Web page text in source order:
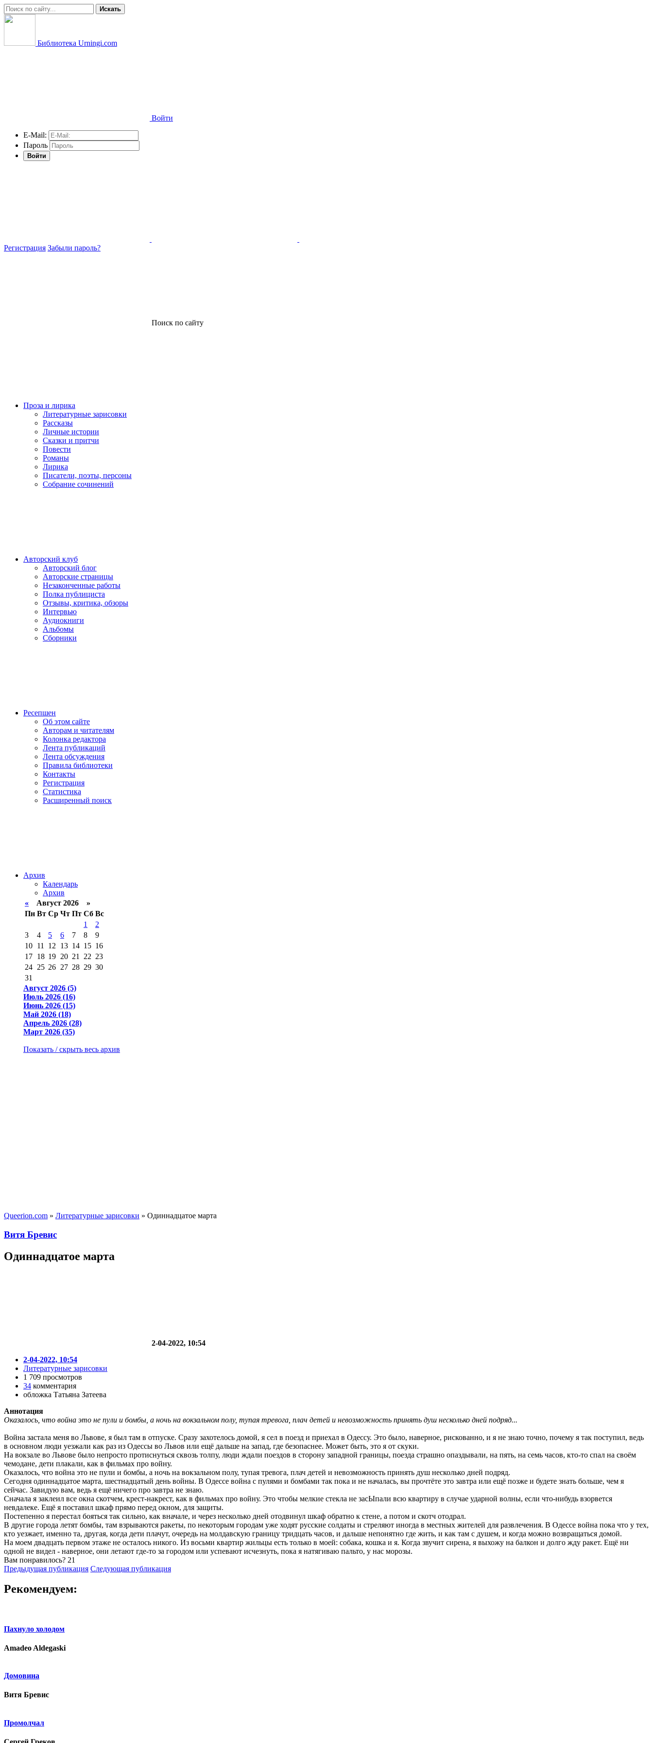
Искать
Библиотека Urningi.com
Войти
E-Mail:
Пароль
Войти
Регистрация Забыли пароль?
Поиск по сайту
Проза и лирика
Литературные зарисовки
Рассказы
Личные истории
Сказки и притчи
Повести
Романы
Лирика
Писатели, поэты, персоны
Собрание сочинений
Авторский клуб
Авторский блог
Авторские страницы
Незаконченные работы
Полка публициста
Отзывы, критика, обзоры
Интервью
Аудиокниги
Альбомы
Сборники
Ресепшен
Об этом сайте
Авторам и читателям
Колонка редактора
Лента публикаций
Лента обсуждения
Правила библиотеки
Контакты
Регистрация
Статистика
Расширенный поиск
Архив
Календарь
Архив
« Август 2026 »
Пн Вт Ср Чт Пт Сб Вс
1
2
3
4 5 6 7 8
9
10 11 12 13 14 15 16
17 18 19 20 21 22 23
24 25 26 27 28 29 30
31
Август 2026 (5)
Июль 2026 (16)
Июнь 2026 (15)
Май 2026 (18)
Апрель 2026 (28)
Март 2026 (35)
Показать / скрыть весь архив
Queerion.com » Литературные зарисовки » Одиннадцатое марта
Витя Бревис
Одиннадцатое марта
2-04-2022, 10:54
2-04-2022, 10:54
Литературные зарисовки
1 709 просмотров
34 комментария
обложка Татьяна Затеева
Аннотация
Оказалось, что война это не пули и бомбы, а ночь на вокзальном полу, тупая тревога, плач детей и невозможность принять душ несколько дней подряд...
Война застала меня во Львове, я был там в отпуске. Сразу захотелось домой, я сел в поезд и приехал в Одессу. Это было, наверное, рискованно, и я не знаю точно, почему я так поступил, ведь
в основном люди уезжали как раз из Одессы во Львов или ещё дальше на запад, где безопаснее. Может быть, это я от скуки.
На вокзале во Львове было непросто протиснуться сквозь толпу, люди ждали поездов в сторону западной границы, поезда страшно опаздывали, на пять, на семь часов, кто-то спал на своём
чемодане, дети плакали, как в фильмах про войну.
Оказалось, что война это не пули и бомбы, а ночь на вокзальном полу, тупая тревога, плач детей и невозможность принять душ несколько дней подряд.
Сегодня одиннадцатое марта, шестнадцатый день войны. В Одессе война с пулями и бомбами так пока и не началась, вы прочтёте это завтра или ещё позже и будете знать больше, чем я
сейчас. Завидую вам, ведь я ещё ничего про завтра не знаю.
Сначала я заклеил все окна скотчем, крест-накрест, как в фильмах про войну. Это чтобы мелкие стекла не засЫпали всю квартиру в случае ударной волны, если что-нибудь взорвется
невдалеке. Ещё я поставил шкаф прямо перед окном, для защиты.
Постепенно я перестал бояться так сильно, как вначале, и через несколько дней отодвинул шкаф обратно к стене, а потом и скотч отодрал.
В другие города летят бомбы, там взрываются ракеты, по некоторым городам уже ходят русские солдаты и стреляют иногда в местных жителей для развлечения. В Одессе война пока что у тех,
кто уезжает, именно та, другая, когда дети плачут, очередь на молдавскую границу тридцать часов, и дальше непонятно где жить, и как там с душем, и когда можно возвращаться домой.
На моем двадцать первом этаже не осталось никого. Из восьми квартир жильцы есть только в моей: собака, кошка и я. Когда звучит сирена, я выхожу на балкон и долго жду ракет. Ещё ни
одной не видел - наверное, они летают где-то за городом или успевают исчезнуть, пока я натягиваю пальто, у нас морозы.
Вам понравилось? 21
Предыдущая публикация Следующая публикация
Рекомендуем:
Пахнуло холодом
Amadeo Aldegaski
Домовина
Витя Бревис
Промолчал